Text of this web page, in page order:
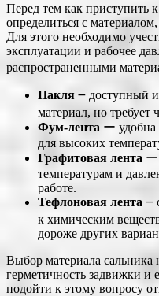
Перед тем как приступить
определиться с
Для этого необходимо
эксплуатации и рабочее
распространенными
Пакля ౼ доступный и
материал, но требует
Фум-лента ー
для высоких
Графитовая лента
температурам и
работе.
Тефлоновая лента ౼
к химическим
дороже других
Выбор материала сальника
герметичность задвижки и
подойти к этому вопросу